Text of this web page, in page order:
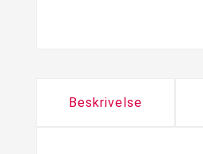
Beskrivelse